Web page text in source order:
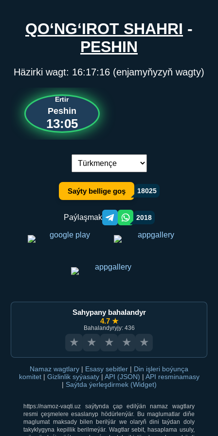
QO‘NG‘IROT SHAHRI -
PESHIN
Häzirki wagt: 16:17:16 (enjamyňyzyň wagty)
Ertir
Peshin
13:05
Dil çalşyryş:
Saýty bellige goş 18025
Paýlaşmak Telegram orqali ulashish
WhatsApp orqali ulashish
2018
Sahypany bahalandyr
4.7 ★
Bahalandyryjy: 436
★ ★ ★ ★ ★
Namaz wagtlary | Esasy sebitler | Din işleri boýunça
komitet | Gizlinlik syýasaty | API (JSON) | API resminamasy
| Saýtda ýerleşdirmek (Widget)
https://namoz-vaqti.uz saýtynda çap edilýän namaz wagtlary
resmi çeşmelere esaslanyp hödürlenýär. Bu maglumatlar diňe
maglumat maksady bilen berilýär we olaryň dini taýdan doly
takyklygyna kepillik berilmeýär. Wagtlar sebit, hasaplama usuly,